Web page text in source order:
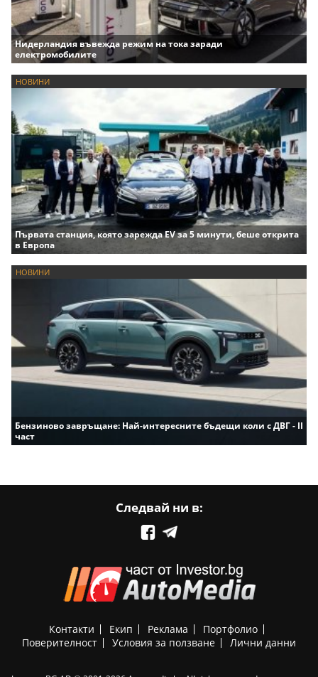
Нидерландия въвежда режим на тока заради
електромобилите
НОВИНИ
Първата станция, която зарежда EV за 5 минути, беше открита
в Европа
НОВИНИ
Бензиново завръщане: Най-интересните бъдещи коли с ДВГ - II
част
Следвай ни в:
Контакти Екип Реклама
Портфолио
Поверителност
Условия за ползване Лични данни